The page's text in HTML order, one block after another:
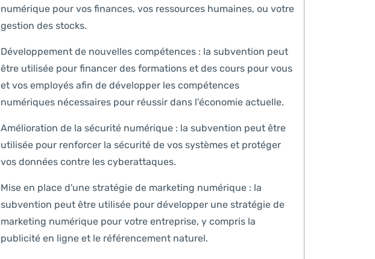
numérique pour vos finances, vos ressources humaines, ou votre
gestion des stocks.
Développement de nouvelles compétences : la subvention peut
être utilisée pour financer des formations et des cours pour vous
et vos employés afin de développer les compétences
numériques nécessaires pour réussir dans l'économie actuelle.
Amélioration de la sécurité numérique : la subvention peut être
utilisée pour renforcer la sécurité de vos systèmes et protéger
vos données contre les cyberattaques.
Mise en place d'une stratégie de marketing numérique : la
subvention peut être utilisée pour développer une stratégie de
marketing numérique pour votre entreprise, y compris la
publicité en ligne et le référencement naturel.